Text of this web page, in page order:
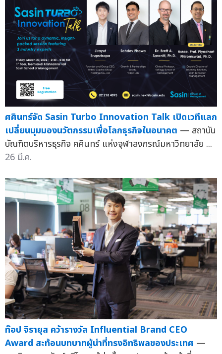
ศศินทร์จัด Sasin Turbo Innovation Talk เปิดเวทีแลก
เปลี่ยนมุมมองนวัตกรรมเพื่อโลกธุรกิจในอนาคต — สถาบัน
บัณฑิตบริหารธุรกิจ ศศินทร์ แห่งจุฬาลงกรณ์มหาวิทยาลัย ...
26 มี.ค.
ท๊อป จิรายุส คว้ารางวัล Influential Brand CEO
Award สะท้อนบทบาทผู้นำที่ทรงอิทธิพลของประเทศ —